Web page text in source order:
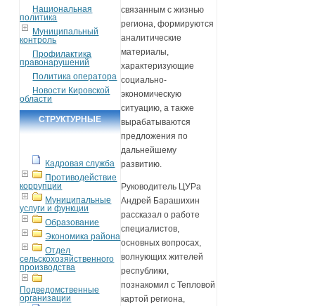
Национальная
политика
Муниципальный
контроль
Профилактика
правонарушений
Политика оператора
Новости Кировской
области
СТРУКТУРНЫЕ
Кадровая служба
Противодействие
коррупции
Муниципальные
услуги и функции
Образование
Экономика района
Отдел
сельскохозяйственного
производства
Подведомственные
организации
связанным с жизнью
региона, формируются
аналитические
материалы,
характеризующие
социально-
экономическую
ситуацию, а также
вырабатываются
предложения по
дальнейшему
развитию.
Руководитель ЦУРа
Андрей Барашихин
рассказал о работе
специалистов,
основных вопросах,
волнующих жителей
республики,
познакомил с Тепловой
картой региона,